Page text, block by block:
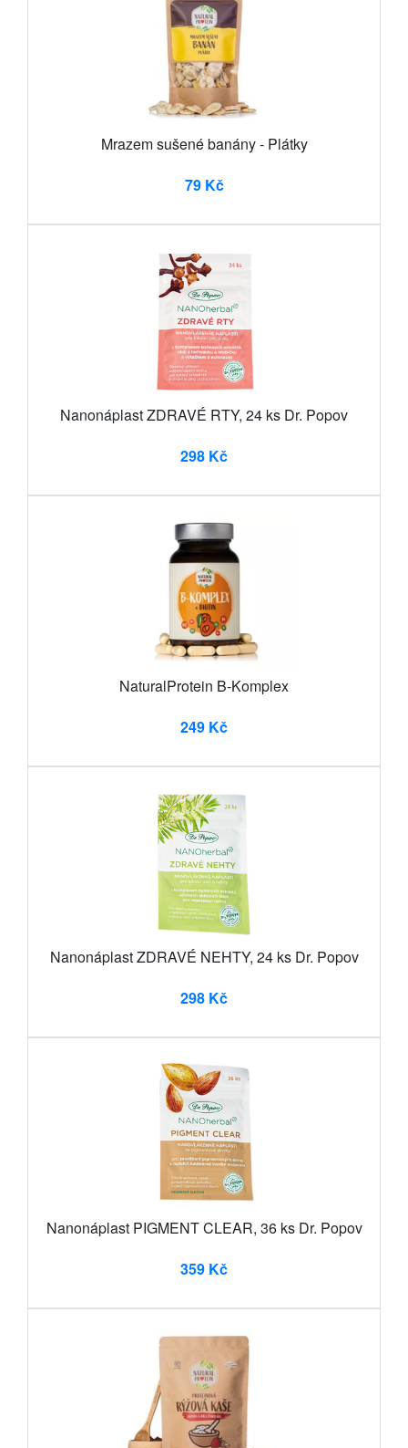
Mrazem sušené banány - Plátky
79 Kč
Nanonáplast ZDRAVÉ RTY, 24 ks Dr. Popov
298 Kč
NaturalProtein B-Komplex
249 Kč
Nanonáplast ZDRAVÉ NEHTY, 24 ks Dr. Popov
298 Kč
Nanonáplast PIGMENT CLEAR, 36 ks Dr. Popov
359 Kč